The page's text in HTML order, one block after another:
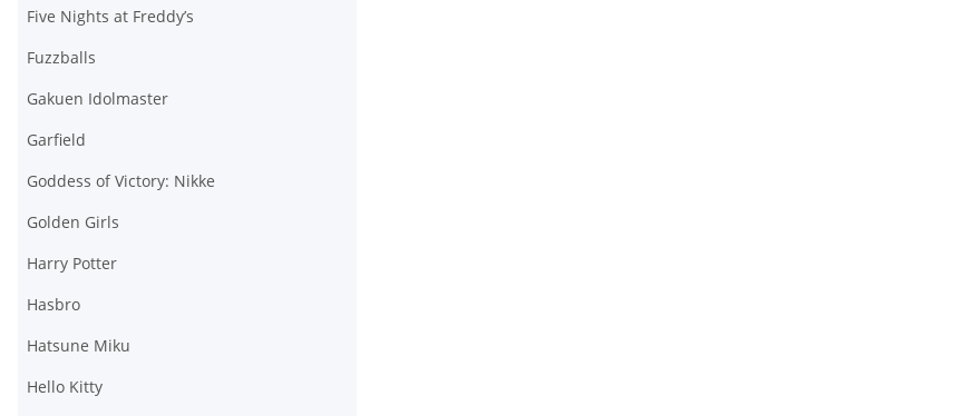
Five Nights at Freddy’s
Fuzzballs
Gakuen Idolmaster
Garfield
Goddess of Victory: Nikke
Golden Girls
Harry Potter
Hasbro
Hatsune Miku
Hello Kitty